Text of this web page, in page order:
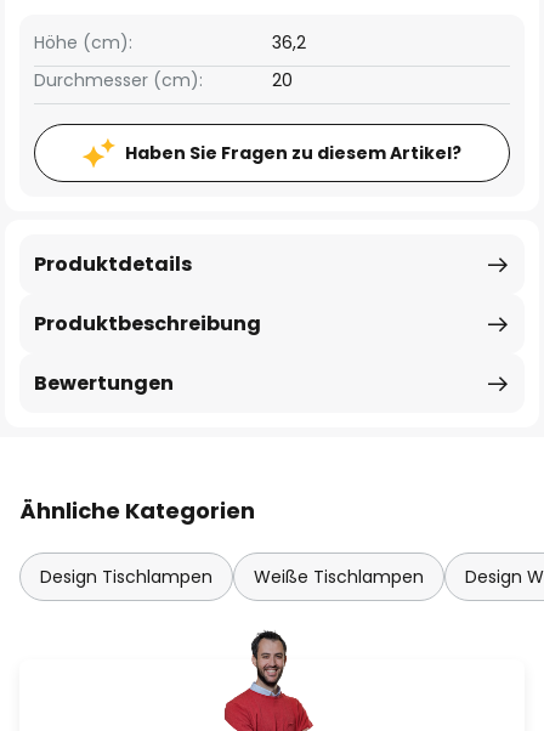
Höhe (cm):
36,2
Durchmesser (cm):
20
Haben Sie Fragen zu diesem Artikel?
Produktbeschreibung
Produktdetails
Bewertungen
Ähnliche Kategorien
Design Tischlampen Weiße Tischlampen Design